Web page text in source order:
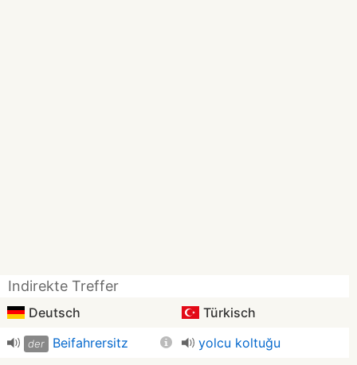
Indirekte Treffer
Deutsch Türkisch
der Beifahrersitz yolcu koltuğu